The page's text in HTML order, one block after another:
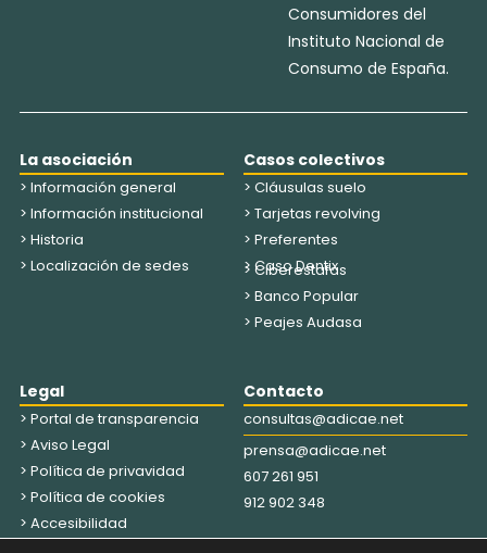
Consumidores del
Instituto Nacional de
Consumo de España.
La asociación
> Información general
> Información institucional
> Historia
> Localización de sedes
Casos colectivos
> Cláusulas suelo
> Tarjetas revolving
> Preferentes
> Caso Dentix
> Ciberestafas
> Banco Popular
> Peajes Audasa
Legal
> Portal de transparencia
> Aviso Legal
> Política de privavidad
> Política de cookies
> Accesibilidad
Contacto
consultas@adicae.net
prensa@adicae.net
607 261 951
912 902 348